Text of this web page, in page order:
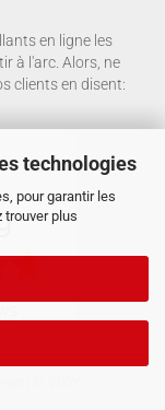
technologies
pour garantir les
trouver plus
en ligne les
à l'arc. Alors, ne
clients en disent: